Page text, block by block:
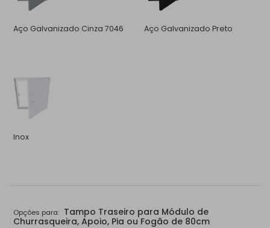
Aço Galvanizado Cinza 7046 Aço Galvanizado Preto
Inox
Opções para: Tampo Traseiro para Módulo de
Churrasqueira, Apoio, Pia ou Fogão de 80cm